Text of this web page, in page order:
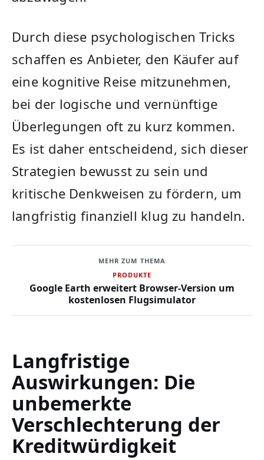
Durch diese psychologischen Tricks
schaffen es Anbieter, den Käufer auf
eine kognitive Reise mitzunehmen,
bei der logische und vernünftige
Überlegungen oft zu kurz kommen.
Es ist daher entscheidend, sich dieser
Strategien bewusst zu sein und
kritische Denkweisen zu fördern, um
langfristig finanziell klug zu handeln.
MEHR ZUM THEMA
PRODUKTE
Google Earth erweitert Browser-Version um
kostenlosen Flugsimulator
Langfristige
Auswirkungen: Die
unbemerkte
Verschlechterung der
Kreditwürdigkeit